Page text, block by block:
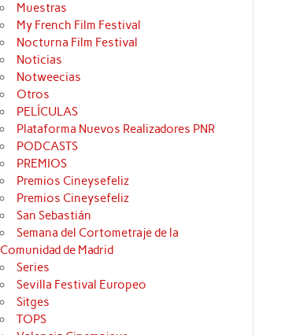
Muestras
My French Film Festival
Nocturna Film Festival
Noticias
Notweecias
Otros
PELÍCULAS
Plataforma Nuevos Realizadores PNR
PODCASTS
PREMIOS
Premios Cineysefeliz
Premios Cineysefeliz
San Sebastián
Semana del Cortometraje de la
Comunidad de Madrid
Series
Sevilla Festival Europeo
Sitges
TOPS